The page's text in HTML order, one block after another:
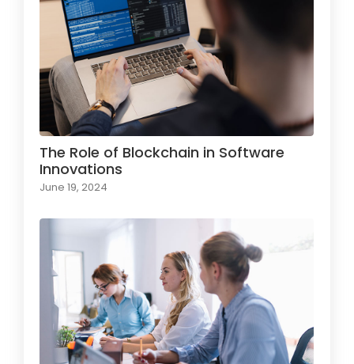
The Role of Blockchain in Software
Innovations
June 19, 2024